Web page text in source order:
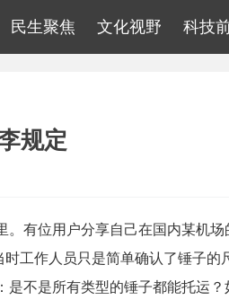
民生聚焦 文化视野 科技
规定
有位用户分享自己在国内某机
工作人员只是简单确认了锤子的
不是所有类型的锤子都能托运？